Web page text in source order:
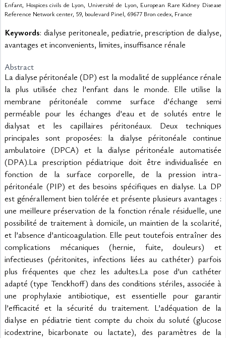
Enfant, Hospices civils de Lyon, Université de Lyon, European Rare Kidney Disease
Reference Network center, 59, boulevard Pinel, 69677 Bron cedex, France
Keywords: dialyse peritoneale, pediatrie, prescription de dialyse,
avantages et inconvenients, limites, insuffisance rénale
Abstract
La dialyse péritonéale (DP) est la modalité de suppléance rénale
la plus utilisée chez l’enfant dans le monde. Elle utilise la
membrane péritonéale comme surface d’échange semi
perméable pour les échanges d’eau et de solutés entre le
dialysat et les capillaires péritonéaux. Deux techniques
principales sont proposées: la dialyse péritonéale continue
ambulatoire (DPCA) et la dialyse péritonéale automatisée
(DPA).La prescription pédiatrique doit être individualisée en
fonction de la surface corporelle, de la pression intra-
péritonéale (PIP) et des besoins spécifiques en dialyse. La DP
est générallement bien tolérée et présente plusieurs avantages :
une meilleure préservation de la fonction rénale résiduelle, une
possibilité de traitement à domicile, un maintien de la scolarité,
et l’absence d’anticoagulation. Elle peut toutefois entraîner des
complications mécaniques (hernie, fuite, douleurs) et
infectieuses (péritonites, infections liées au cathéter) parfois
plus fréquentes que chez les adultes.La pose d’un cathéter
adapté (type Tenckhoff) dans des conditions stériles, associée à
une prophylaxie antibiotique, est essentielle pour garantir
l’efficacité et la sécurité du traitement. L’adéquation de la
dialyse en pédiatrie tient compte du choix du soluté (glucose
icodextrine, bicarbonate ou lactate), des paramètres de la